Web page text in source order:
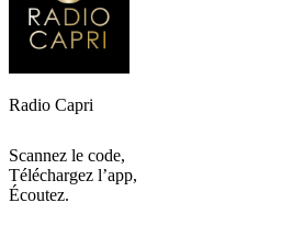
Radio Capri
Scannez le code,
Téléchargez l’app,
Écoutez.